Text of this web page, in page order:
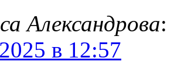
Александрова:
в 12:57